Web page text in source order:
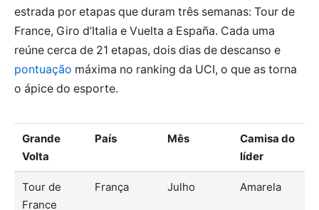
estrada por etapas que duram três semanas: Tour de
France, Giro d’Italia e Vuelta a España. Cada uma
reúne cerca de 21 etapas, dois dias de descanso e
pontuação máxima no ranking da UCI, o que as torna
o ápice do esporte.
Grande
Volta
País Mês
Camisa do
líder
Tour de
France
França Julho Amarela